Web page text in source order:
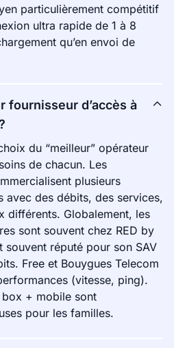
particulièrement compétitif
ultra rapide de 1 à 8
qu’en envoi de
fournisseur d’accès à
du “meilleur” opérateur
de chacun. Les
plusieurs
avec des débits, des services,
différents. Globalement, les
sont souvent chez RED by
souvent réputé pour son SAV
Free et Bouygues Telecom
(vitesse, ping).
box + mobile sont
pour les familles.